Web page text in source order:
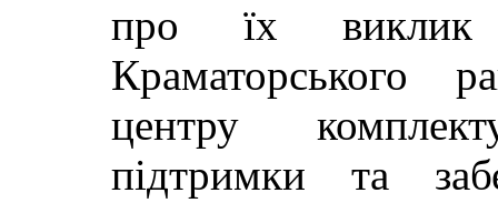
про їх виклик
Краматорського
центру
підтримки та